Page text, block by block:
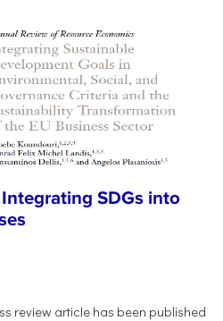
Integrating SDGs into
review article has been published